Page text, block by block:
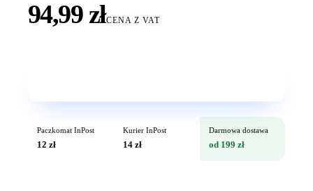
94,99 złCENA Z VAT
Paczkomat InPost
12 zł
Kurier InPost
14 zł
Darmowa dostawa
od 199 zł